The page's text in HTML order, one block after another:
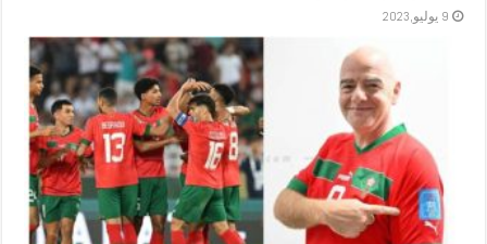
9 يوليو,2023